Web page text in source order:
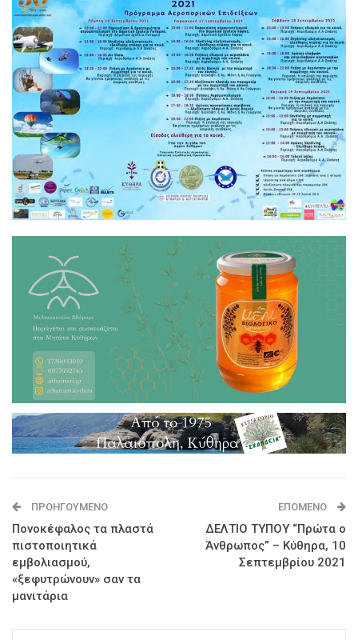
ΠΡΟΗΓΟΎΜΕΝΟ
Πονοκέφαλος τα πλαστά
πιστοποιητικά
εμβολιασμού,
«ξεφυτρώνουν» σαν τα
μανιτάρια
ΕΠΌΜΕΝΟ
ΔΕΛΤΙΟ ΤΥΠΟΥ “Πρώτα ο
Άνθρωπος” – Κύθηρα, 10
Σεπτεμβρίου 2021